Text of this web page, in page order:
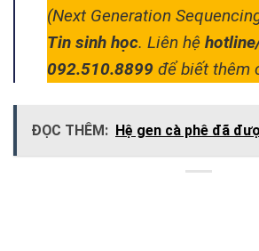
(Next Generation
Tin sinh học. Liên hệ
092.510.8899 để biết thêm
ĐỌC THÊM: Hệ gen cà phê đã